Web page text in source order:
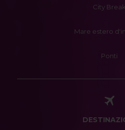
City Break
Mare estero
Ponti